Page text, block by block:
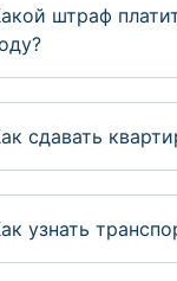
штраф
сдавать
узнать